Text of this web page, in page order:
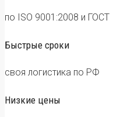
по ISO 9001:2008 и ГОСТ
Быстрые сроки
своя логистика по РФ
Низкие цены